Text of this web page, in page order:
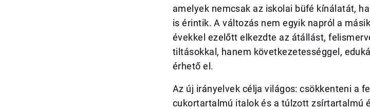
amelyek nemcsak az iskolai büfé kínálatát,
is érintik. A változás nem egyik napról a
évekkel ezelőtt elkezdte az átállást,
tiltásokkal, hanem következetességgel,
érhető el.
Az új irányelvek célja világos: csökkenteni a
cukortartalmú italok és a túlzott zsírtartalmú